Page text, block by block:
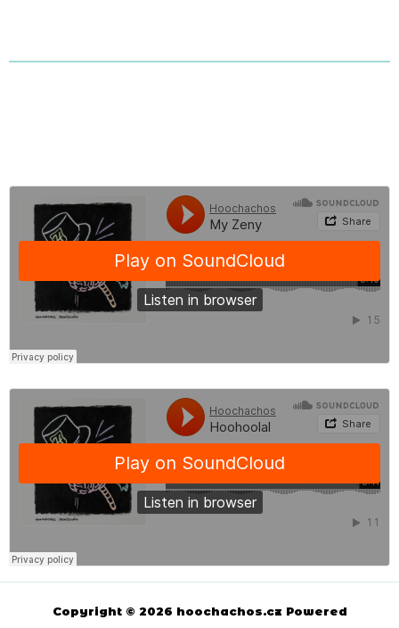
Copyright © 2026 hoochachos.cz Powered